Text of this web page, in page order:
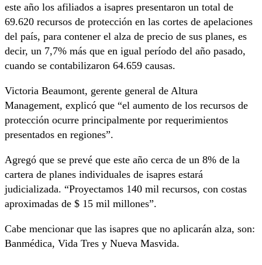
este año los afiliados a isapres presentaron un total de
69.620 recursos de protección en las cortes de apelaciones
del país, para contener el alza de precio de sus planes, es
decir, un 7,7% más que en igual período del año pasado,
cuando se contabilizaron 64.659 causas.
Victoria Beaumont, gerente general de Altura
Management, explicó que “el aumento de los recursos de
protección ocurre principalmente por requerimientos
presentados en regiones”.
Agregó que se prevé que este año cerca de un 8% de la
cartera de planes individuales de isapres estará
judicializada. “Proyectamos 140 mil recursos, con costas
aproximadas de $ 15 mil millones”.
Cabe mencionar que las isapres que no aplicarán alza, son:
Banmédica, Vida Tres y Nueva Masvida.